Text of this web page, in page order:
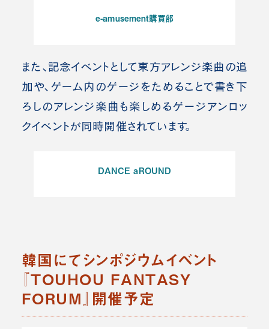
e-amusement購買部
また、記念イベントとして東方アレンジ楽曲の追
加や、ゲーム内のゲージをためることで書き下
ろしのアレンジ楽曲も楽しめるゲージアンロッ
クイベントが同時開催されています。
DANCE aROUND
韓国にてシンポジウムイベント
『TOUHOU FANTASY
FORUM』開催予定